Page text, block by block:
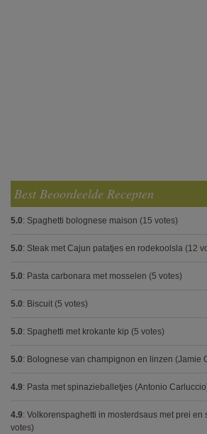
Best Beoordeelde Recepten
5.0: Spaghetti bolognese maison (15 votes)
5.0: Steak met Cajun patatjes en rodekoolsla (12
5.0: Pasta carbonara met mosselen (5 votes)
5.0: Biscuit (5 votes)
5.0: Spaghetti met krokante kip (5 votes)
5.0: Bolognese van champignon en linzen (Jamie
4.9: Pasta met spinazieballetjes (Antonio
4.9: Volkorenspaghetti in mosterdsaus met prei en
votes)